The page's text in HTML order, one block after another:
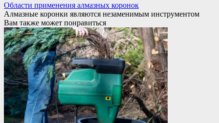
Области применения алмазных коронок
Алмазные коронки являются незаменимым инструментом
Вам также может понравиться